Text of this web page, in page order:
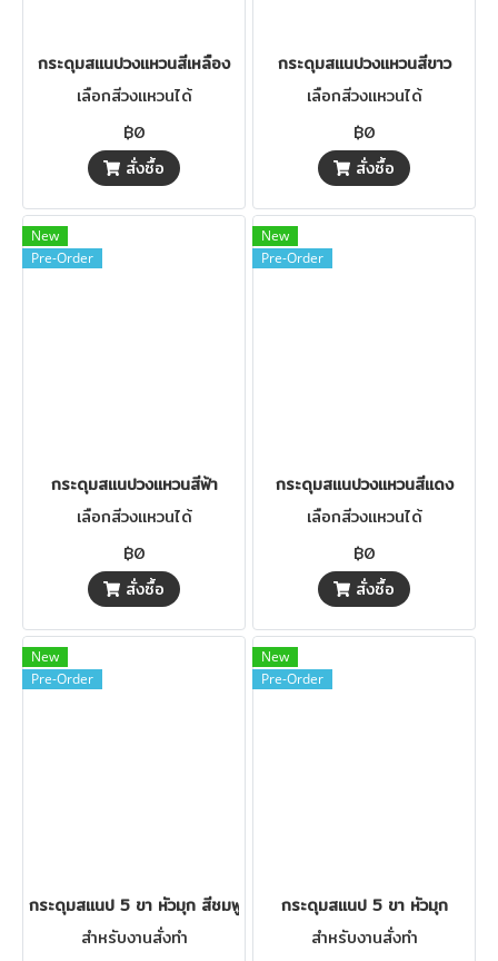
กระดุมสแนปวงแหวนสีเหลือง
เลือกสีวงแหวนได้
฿0
สั่งซื้อ
กระดุมสแนปวงแหวนสีขาว
เลือกสีวงแหวนได้
฿0
สั่งซื้อ
New
Pre-Order
กระดุมสแนปวงแหวนสีฟ้า
เลือกสีวงแหวนได้
฿0
สั่งซื้อ
New
Pre-Order
กระดุมสแนปวงแหวนสีแดง
เลือกสีวงแหวนได้
฿0
สั่งซื้อ
New
Pre-Order
กระดุมสแนป 5 ขา หัวมุก สีชมพู
สำหรับงานสั่งทำ
New
Pre-Order
กระดุมสแนป 5 ขา หัวมุก
สำหรับงานสั่งทำ